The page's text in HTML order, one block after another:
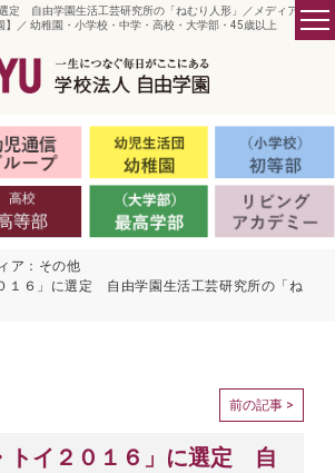
定 自由学園生活工芸研究所の「ねむり人形」／メディア：
】／ 幼稚園・小学校・中学・高校・大学部・45歳以上
ア：その他
１６」に選定 自由学園生活工芸研究所の「ね
前の記事 >
トイ２０１６」に選定 自